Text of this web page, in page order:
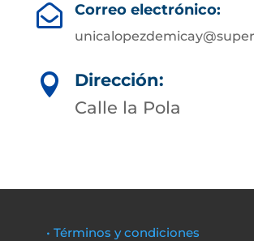
 Correo electrónico:

Dirección:
Calle la Pola
• Términos y condiciones